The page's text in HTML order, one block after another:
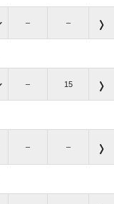
– –
– 15
– –